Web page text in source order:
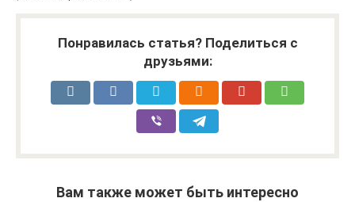
Понравилась статья? Поделиться с
друзьями:
Вам также может быть интересно